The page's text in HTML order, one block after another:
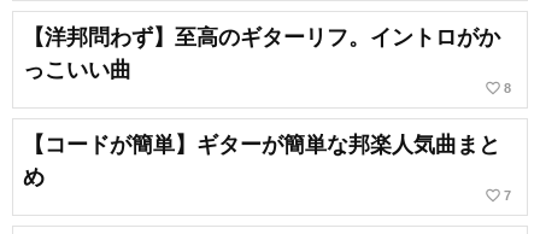
【洋邦問わず】至高のギターリフ。イントロがか
っこいい曲
favorite_border 8
【コードが簡単】ギターが簡単な邦楽人気曲まと
め
favorite_border 7